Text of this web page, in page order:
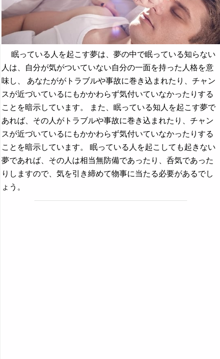
眠っている人を起こす夢は、夢の中で眠っている知らない
人は、自分が気がついていない自分の一面を持った人格を意
味し、 あなたががトラブルや事故に巻き込まれたり、チャン
スが近づいているにもかかわらず気付いていなかったりする
ことを暗示しています。 また、眠っている知人を起こす夢で
あれば、その人がトラブルや事故に巻き込まれたり、チャン
スが近づいているにもかかわらず気付いていなかったりする
ことを暗示しています。 眠っている人を起こしても起きない
夢であれば、その人は相当無防備であったり、呑気であった
りしますので、気を引き締めて物事に当たる必要があるでし
ょう。